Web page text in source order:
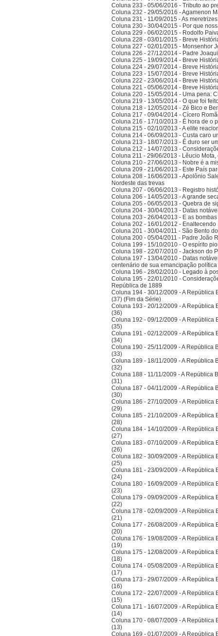
Coluna 233 - 05/06/2016 - Tributo ao
Coluna 232 - 29/05/2016 - Agamenon
Coluna 231 - 11/09/2015 - As
Coluna 230 - 30/04/2015 - Por que
Coluna 229 - 06/02/2015 - Rodolfo
Coluna 228 - 03/01/2015 - Breve
Coluna 227 - 02/01/2015 - Monsenhor
Coluna 226 - 27/12/2014 - Padre
Coluna 225 - 19/09/2014 - Breve
Coluna 224 - 29/07/2014 - Breve
Coluna 223 - 15/07/2014 - Breve
Coluna 222 - 23/06/2014 - Breve
Coluna 221 - 05/06/2014 - Breve
Coluna 220 - 15/05/2014 - Uma pena:
Coluna 219 - 13/05/2014 - O que foi
Coluna 218 - 12/05/2014 - Zé Bico e
Coluna 217 - 09/04/2014 - Cícero
Coluna 216 - 17/10/2013 - É hora de o
Coluna 215 - 02/10/2013 - A elite
Coluna 214 - 06/09/2013 - Custa caro
Coluna 213 - 18/07/2013 - É duro ser
Coluna 212 - 14/07/2013 -
Coluna 211 - 29/06/2013 - Lêucio
Coluna 210 - 27/06/2013 - Nobre é a
Coluna 209 - 21/06/2013 - Este País
Coluna 208 - 16/06/2013 - Apolônio
Nordeste das trevas
Coluna 207 - 06/06/2013 - Registro
Coluna 206 - 14/05/2013 - A grande
Coluna 205 - 06/05/2013 - Quebra de
Coluna 204 - 30/04/2013 - Datas
Coluna 203 - 26/04/2013 - E as
Coluna 202 - 16/01/2012 -
Coluna 201 - 30/04/2011 - São Bento
Coluna 200 - 05/04/2011 - Padre João
Coluna 199 - 15/10/2010 - O espírito
Coluna 198 - 22/07/2010 - Jackson do
Coluna 197 - 13/04/2010 - Datas
centenário de sua emancipação
Coluna 196 - 28/02/2010 - Legado à
Coluna 195 - 22/01/2010 -
República de 1889
Coluna 194 - 30/12/2009 - A República
(37) (Fim da Série)
Coluna 193 - 20/12/2009 - A República
(36)
Coluna 192 - 09/12/2009 - A República
(35)
Coluna 191 - 02/12/2009 - A República
(34)
Coluna 190 - 25/11/2009 - A República
(33)
Coluna 189 - 18/11/2009 - A República
(32)
Coluna 188 - 11/11/2009 - A República
(31)
Coluna 187 - 04/11/2009 - A República
(30)
Coluna 186 - 27/10/2009 - A República
(29)
Coluna 185 - 21/10/2009 - A República
(28)
Coluna 184 - 14/10/2009 - A República
(27)
Coluna 183 - 07/10/2009 - A República
(26)
Coluna 182 - 30/09/2009 - A República
(25)
Coluna 181 - 23/09/2009 - A República
(24)
Coluna 180 - 16/09/2009 - A República
(23)
Coluna 179 - 09/09/2009 - A República
(22)
Coluna 178 - 02/09/2009 - A República
(21)
Coluna 177 - 26/08/2009 - A República
(20)
Coluna 176 - 19/08/2009 - A República
(19)
Coluna 175 - 12/08/2009 - A República
(18)
Coluna 174 - 05/08/2009 - A República
(17)
Coluna 173 - 29/07/2009 - A República
(16)
Coluna 172 - 22/07/2009 - A República
(15)
Coluna 171 - 16/07/2009 - A República
(14)
Coluna 170 - 08/07/2009 - A República
(13)
Coluna 169 - 01/07/2009 - A República